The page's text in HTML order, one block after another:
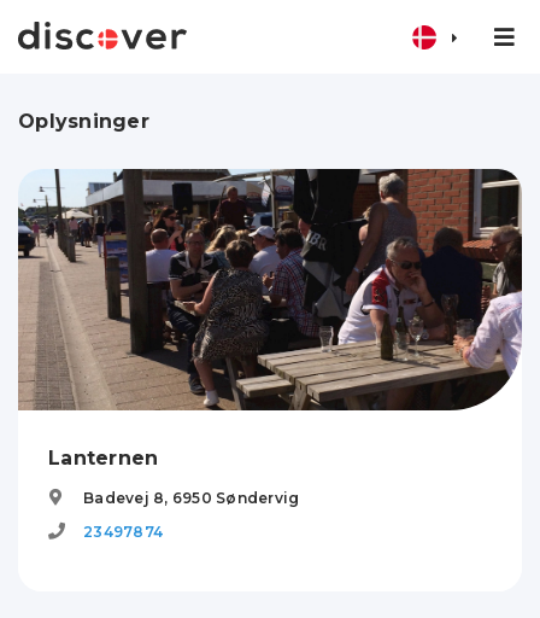
Oplysninger
Lanternen
Badevej 8, 6950 Søndervig
23497874